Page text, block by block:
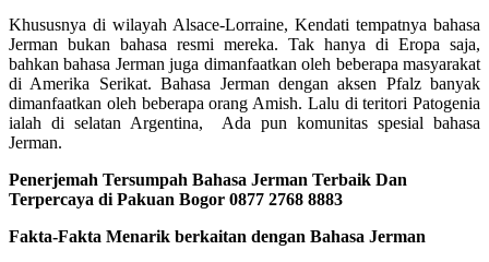
Khususnya di wilayah Alsace-Lorraine, Kendati tempatnya bahasa
Jerman bukan bahasa resmi mereka. Tak hanya di Eropa saja,
bahkan bahasa Jerman juga dimanfaatkan oleh beberapa masyarakat
di Amerika Serikat. Bahasa Jerman dengan aksen Pfalz banyak
dimanfaatkan oleh beberapa orang Amish. Lalu di teritori Patogenia
ialah di selatan Argentina, Ada pun komunitas spesial bahasa
Jerman.
Penerjemah Tersumpah Bahasa Jerman Terbaik Dan
Terpercaya di Pakuan Bogor 0877 2768 8883
Fakta-Fakta Menarik berkaitan dengan Bahasa Jerman